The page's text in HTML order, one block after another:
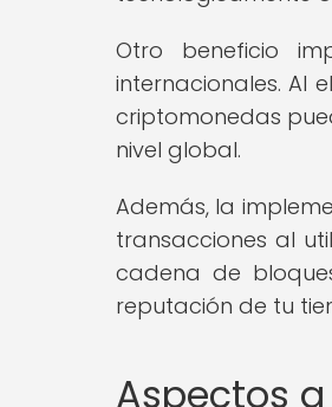
Otro beneficio
internacionales. Al
criptomonedas
nivel global.
Además, la
transacciones al
cadena de
reputación de tu
Aspectos